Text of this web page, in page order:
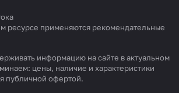
ресурсе применяются рекомендательные
информацию на сайте в актуальном
цены, наличие и характеристики
публичной офертой.